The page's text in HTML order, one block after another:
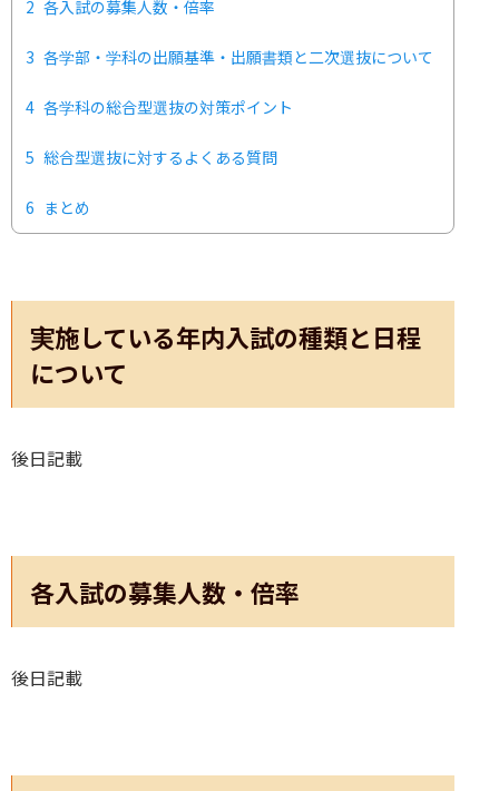
2 各入試の募集人数・倍率
3 各学部・学科の出願基準・出願書類と二次選抜について
4 各学科の総合型選抜の対策ポイント
5 総合型選抜に対するよくある質問
6 まとめ
実施している年内入試の種類と日程
について
後日記載
各入試の募集人数・倍率
後日記載